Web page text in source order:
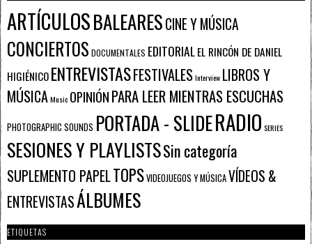
ARTÍCULOSBALEARESCINE Y MÚSICA
CONCIERTOS DOCUMENTALES EDITORIALEL RINCÓN DE DANIEL
HIGIÉNICOENTREVISTASFESTIVALESInterview LIBROS Y
MÚSICAMusic OPINIÓNPARA LEER MIENTRAS ESCUCHAS
PHOTOGRAPHIC SOUNDS PORTADA - SLIDERADIO SERIES
SESIONES Y PLAYLISTSSin categoría
SUPLEMENTO PAPELTOPSVIDEOJUEGOS Y MÚSICAVÍDEOS &
ENTREVISTASÁLBUMES
ETIQUETAS